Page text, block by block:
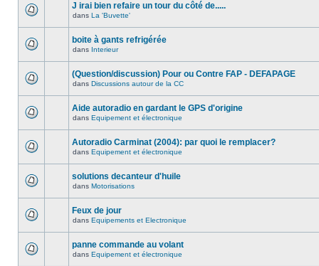
J irai bien refaire un tour du côté de.....
dans La 'Buvette'
boite à gants refrigérée
dans Interieur
(Question/discussion) Pour ou Contre FAP - DEFAPAGE
dans Discussions autour de la CC
Aide autoradio en gardant le GPS d'origine
dans Equipement et électronique
Autoradio Carminat (2004): par quoi le remplacer?
dans Equipement et électronique
solutions decanteur d'huile
dans Motorisations
Feux de jour
dans Equipements et Electronique
panne commande au volant
dans Equipement et électronique